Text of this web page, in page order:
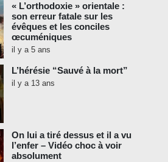
« L’orthodoxie » orientale :
son erreur fatale sur les
évêques et les conciles
œcuméniques
il y a 5 ans
L’hérésie “Sauvé à la mort”
il y a 13 ans
On lui a tiré dessus et il a vu
l’enfer – Vidéo choc à voir
absolument